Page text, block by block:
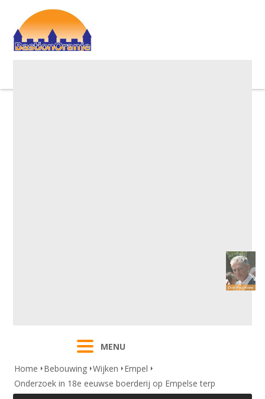
MENU
Home
Bebouwing Wijken
Empel
Onderzoek in 18e eeuwse boerderij op Empelse terp